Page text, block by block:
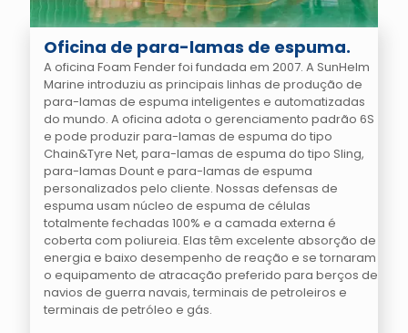
Oficina de para-lamas de espuma.
A oficina Foam Fender foi fundada em 2007. A SunHelm
Marine introduziu as principais linhas de produção de
para-lamas de espuma inteligentes e automatizadas
do mundo. A oficina adota o gerenciamento padrão 6S
e pode produzir para-lamas de espuma do tipo
Chain&Tyre Net, para-lamas de espuma do tipo Sling,
para-lamas Dount e para-lamas de espuma
personalizados pelo cliente. Nossas defensas de
espuma usam núcleo de espuma de células
totalmente fechadas 100% e a camada externa é
coberta com poliureia. Elas têm excelente absorção de
energia e baixo desempenho de reação e se tornaram
o equipamento de atracação preferido para berços de
navios de guerra navais, terminais de petroleiros e
terminais de petróleo e gás.